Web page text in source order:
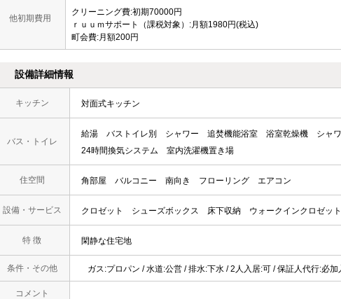
他初期費用
クリーニング費:初期70000円
ｒｕｕｍサポート（課税対象）:月額1980円(税込)
町会費:月額200円
設備詳細情報
キッチン 対面式キッチン
バス・トイレ
給湯 バストイレ別 シャワー 追焚機能浴室 浴室乾燥機 シャ
24時間換気システム
室内洗濯機置き場
住空間 角部屋 バルコニー 南向き フローリング エアコン
設備・サービス クロゼット シューズボックス 床下収納 ウォークインクロゼット
特 徴 閑静な住宅地
条件・その他 ガス:プロパン / 水道:公営 / 排水:下水 / 2人入居:可 / 保証人代行:必加
コメント